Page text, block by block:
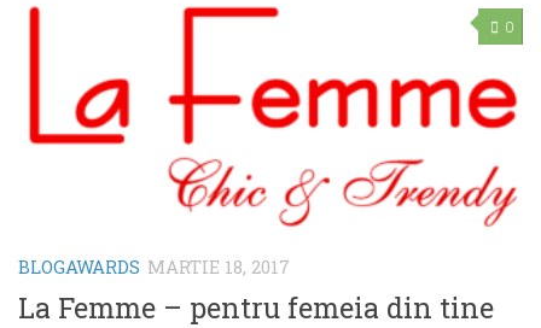
0
BLOGAWARDS MARTIE 18, 2017
La Femme – pentru femeia din tine